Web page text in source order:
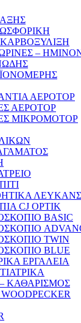
–
ΑΕΡΟΤΟΡ
ΑΕΡΟΤΟΡ
ΜΙΚΡΟΜΟΤΟΡ
CJ OPTIK
BASIC
TWIN
BLUE
ΕΡΓΑΛΕΙΑ
ΚΑΘΑΡΙΣΜΟΣ